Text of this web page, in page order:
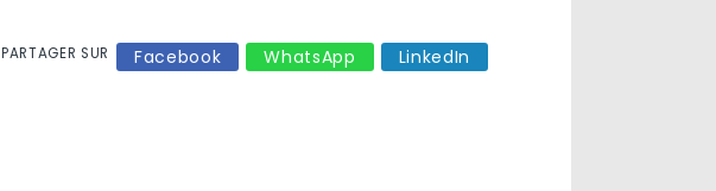
PARTAGER SUR Facebook WhatsApp LinkedIn